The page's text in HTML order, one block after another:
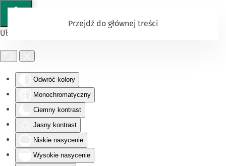
Ułatwienia dostępu
Odwróć kolory
Monochromatyczny
Ciemny kontrast
Jasny kontrast
Niskie nasycenie
Wysokie nasycenie
Przejdź do głównej treści